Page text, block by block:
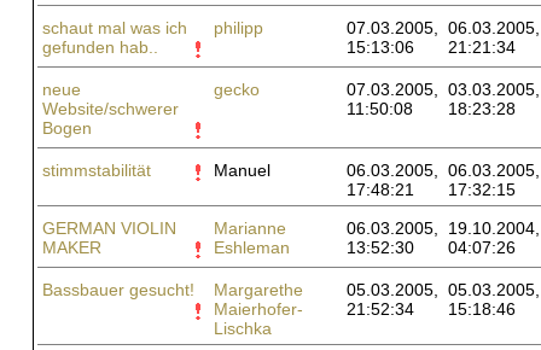
schaut mal was ich
gefunden hab..
philipp
07.03.2005,
15:13:06
06.03.2005,
21:21:34
neue
Website/schwerer
Bogen
gecko
07.03.2005,
11:50:08
03.03.2005,
18:23:28
stimmstabilität Manuel
06.03.2005,
17:48:21
06.03.2005,
17:32:15
GERMAN VIOLIN
MAKER
Marianne
Eshleman
06.03.2005,
13:52:30
19.10.2004,
04:07:26
Bassbauer gesucht!
Margarethe
Maierhofer-
Lischka
05.03.2005,
21:52:34
05.03.2005,
15:18:46